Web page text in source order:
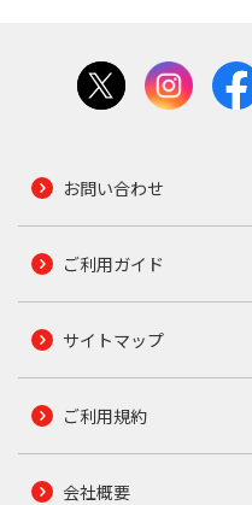
お問い合わせ
ご利用ガイド
サイトマップ
ご利用規約
会社概要